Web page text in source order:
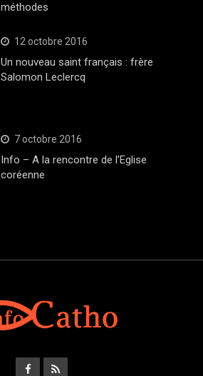
méthodes
12 octobre 2016
Un nouveau saint français : frère
Salomon Leclercq
7 octobre 2016
Info – A la rencontre de l’Eglise
coréenne